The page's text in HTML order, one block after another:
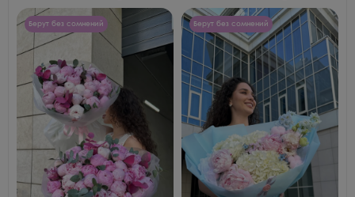
Берут без сомнений Берут без сомнений